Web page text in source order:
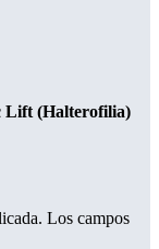
Lift (Halterofilia)
Los campos